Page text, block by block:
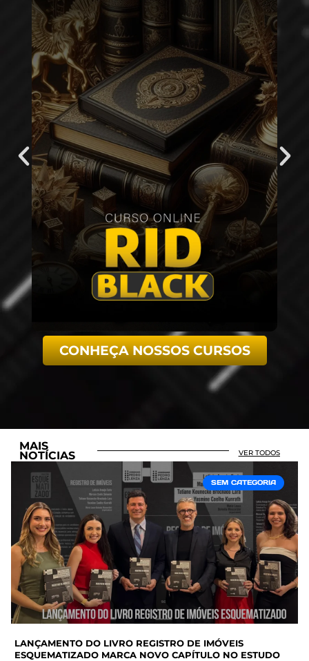
CONHEÇA NOSSOS CURSOS
MAIS
NOTÍCIAS VER TODOS
SEM CATEGORIA
LANÇAMENTO DO LIVRO REGISTRO DE IMÓVEIS
ESQUEMATIZADO MARCA NOVO CAPÍTULO NO ESTUDO